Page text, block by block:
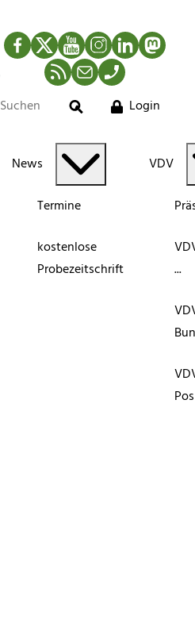
Facebook
TwitterYouTubeInstagram
LinkedIn
RSS-Newsfeed
MailTelefon
Suche
Login
News
Termine
kostenlose
Probezeitschrift
VDV
...